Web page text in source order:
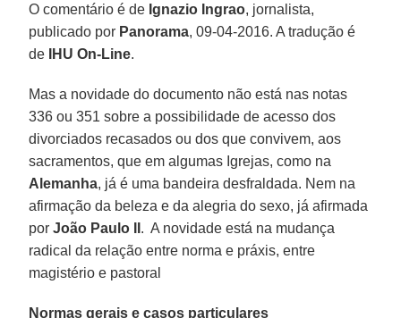
O comentário é de Ignazio Ingrao, jornalista,
publicado por Panorama, 09-04-2016. A tradução é
de
IHU On-Line.
Mas a novidade do documento não está nas notas
336 ou 351 sobre a possibilidade de acesso dos
divorciados recasados ou dos que convivem, aos
sacramentos, que em algumas Igrejas, como na
Alemanha, já é uma bandeira desfraldada. Nem na
afirmação da beleza e da alegria do sexo, já afirmada
porJoão Paulo II . A novidade está na mudança
radical da relação entre norma e práxis, entre
magistério e pastoral
Normas gerais e casos particulares